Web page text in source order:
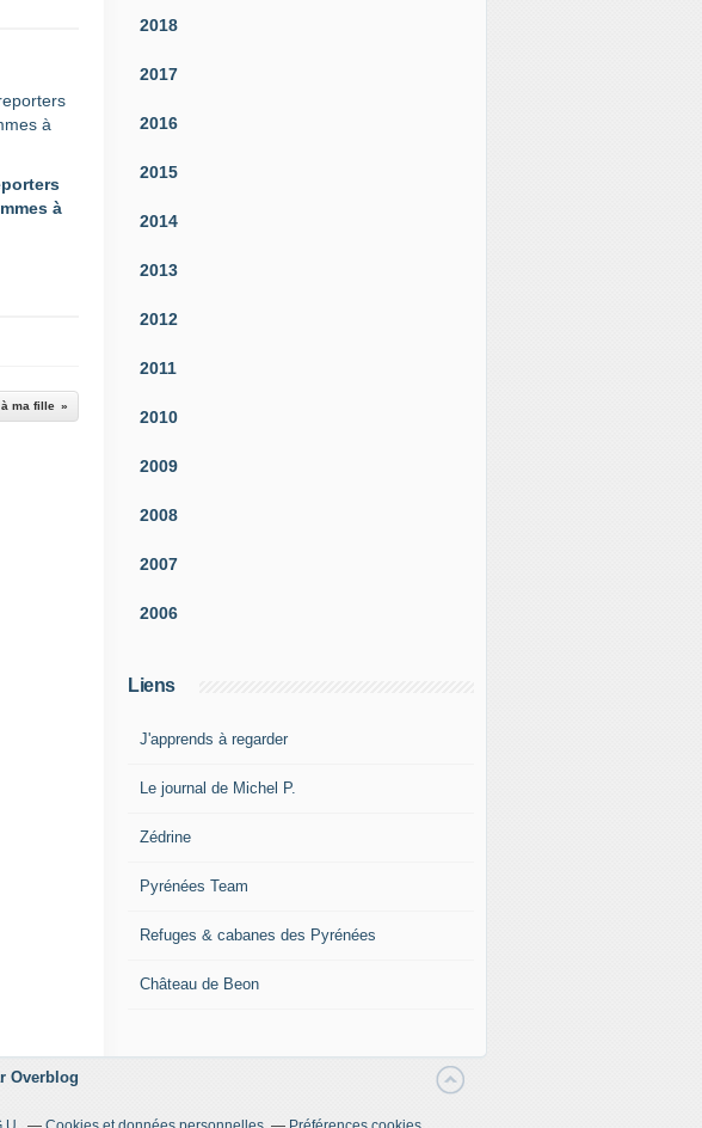
à
ma fille
2018
2017
2016
2015
2014
2013
2012
2011
2010
2009
2008
2007
2006
Liens
J'apprends à regarder
Le journal de Michel P.
Zédrine
Pyrénées Team
Refuges & cabanes des Pyrénées
Château de Beon
Overblog